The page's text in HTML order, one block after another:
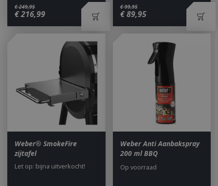
€ 249,95
€216,99
€ 99,95
€ 89,95
Weber® SmokeFire
zijtafel
Let op: bijna uitverkocht!
Weber Anti Aanbakspray
200 ml BBQ
Op voorraad